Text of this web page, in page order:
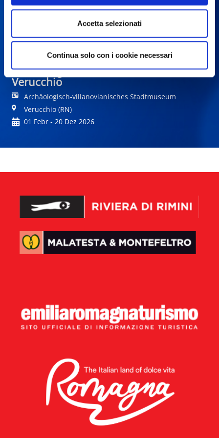
Accetta selezionati
Continua solo con i cookie necessari
Geschichten aus dem Jenseits. Das
Archäologische Museum von
Verucchio
Archäologisch-villanovianisches Stadtmuseum
Verucchio (RN)
01 Febr - 20 Dez 2026